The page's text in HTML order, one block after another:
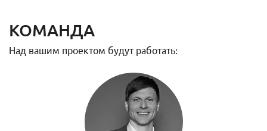
КОМАНДА
Над вашим проектом будут работать: